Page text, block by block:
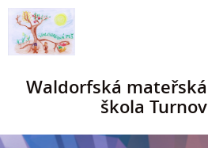
Waldorfská mateřská
škola Turnov